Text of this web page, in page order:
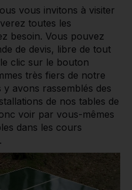
vous invitons à visiter
toutes les
besoin. Vous pouvez
de devis, libre de tout
clic sur le bouton
très fiers de notre
y avons rassemblés des
de nos tables de
voir par vous-mêmes
dans les cours